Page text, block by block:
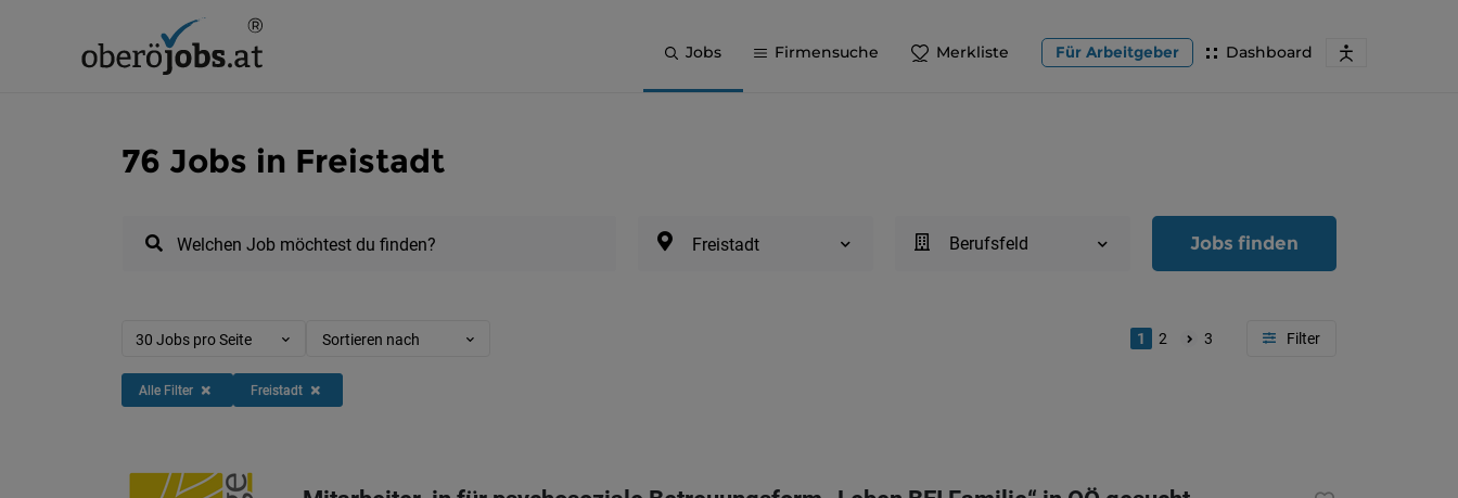
Jobs Firmensuche Merkliste Dashboard
Für Arbeitgeber
76 Jobs in Freistadt
Welchen Job möchtest du finden? Freistadt Berufsfeld Jobs finden
30 Jobs pro Seite Sortieren nach 1 2 3
Alle Filter Freistadt